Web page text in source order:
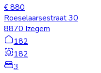
€ 880
Roeselaarsestraat 30
8870 Izegem
182
182
3